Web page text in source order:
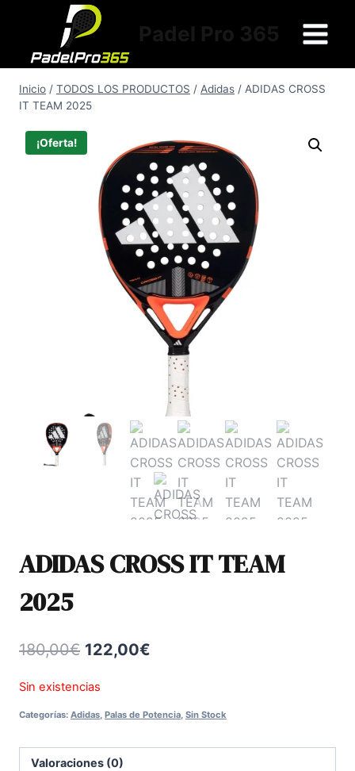
contenido
Inicio / TODOS LOS PRODUCTOS / Adidas / ADIDAS CROSS
IT TEAM 2025
¡Oferta!
ADIDAS CROSS IT TEAM
2025
180,00€ El
era:
180,00€.
122,00€
es:
122,00€.
Sin existencias
Categorías: Adidas, Palas de Potencia, Sin Stock
Valoraciones (0)